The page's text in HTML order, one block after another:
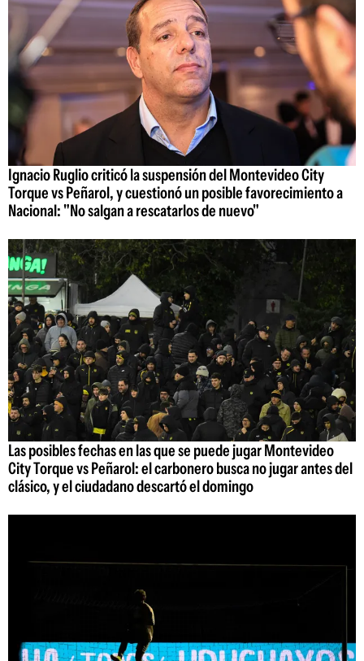
Ignacio Ruglio criticó la suspensión del Montevideo City
Torque vs Peñarol, y cuestionó un posible favorecimiento a
Nacional: "No salgan a rescatarlos de nuevo"
Las posibles fechas en las que se puede jugar Montevideo
City Torque vs Peñarol: el carbonero busca no jugar antes del
clásico, y el ciudadano descartó el domingo